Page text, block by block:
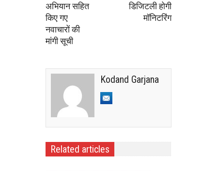
अभियान सहित
किए गए
नवाचारों की
मांगी सूची
डिजिटली होगी
मॉनिटरिंग
Kodand Garjana
Related articles